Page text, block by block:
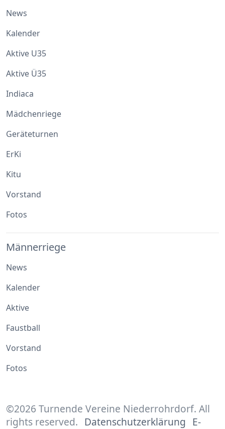
News
Kalender
Aktive U35
Aktive Ü35
Indiaca
Mädchenriege
Geräteturnen
ErKi
Kitu
Vorstand
Fotos
Männerriege
News
Kalender
Aktive
Faustball
Vorstand
Fotos
©2026 Turnende Vereine Niederrohrdorf. All
rights reserved. Datenschutzerklärung E-